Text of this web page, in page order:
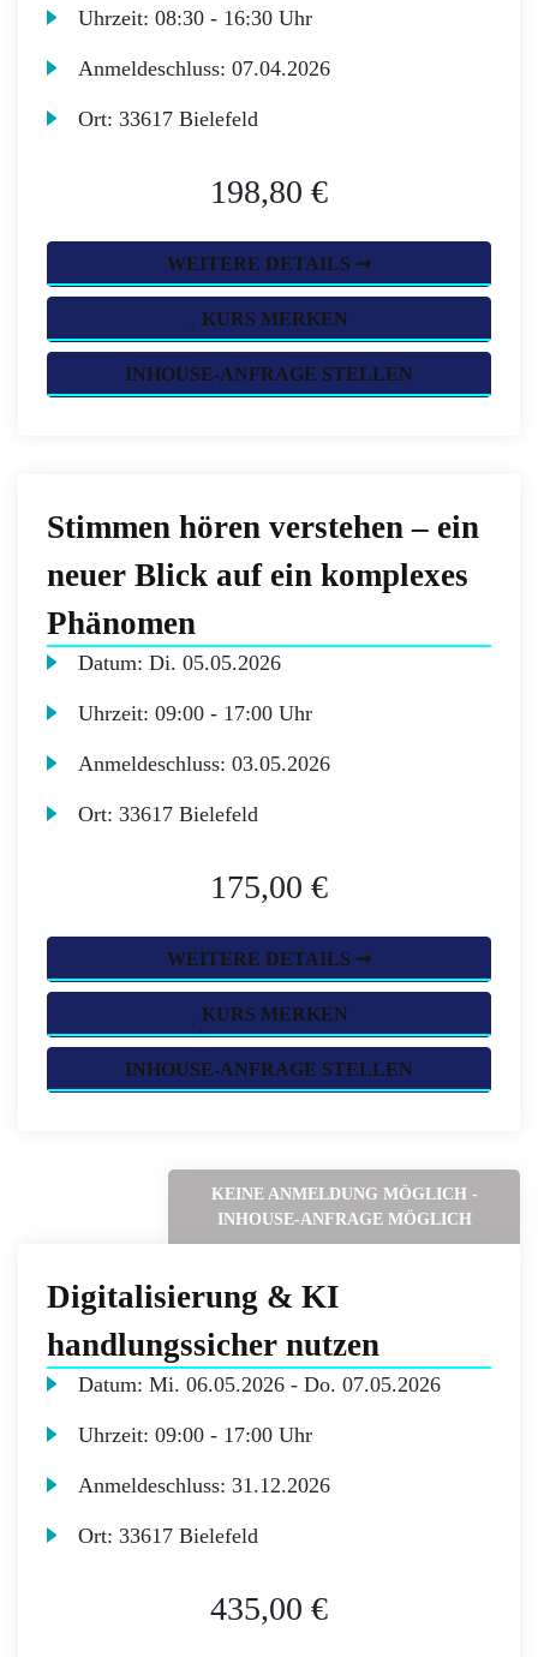
Uhrzeit:08:30 - 16:30 Uhr
Anmeldeschluss:07.04.2026
Ort:33617 Bielefeld
198,80 €
WEITERE DETAILS ➞
KURS MERKEN
INHOUSE-ANFRAGE STELLEN
Stimmen hören verstehen – ein
neuer Blick auf ein komplexes
Phänomen
Datum:Di. 05.05.2026
Uhrzeit:09:00 - 17:00 Uhr
Anmeldeschluss:03.05.2026
Ort:33617 Bielefeld
175,00 €
WEITERE DETAILS ➞
KURS MERKEN
INHOUSE-ANFRAGE STELLEN
KEINE ANMELDUNG MÖGLICH -
INHOUSE-ANFRAGE MÖGLICH
Digitalisierung & KI
handlungssicher nutzen
Datum:Mi. 06.05.2026 -Do. 07.05.2026
Uhrzeit:09:00 - 17:00 Uhr
Anmeldeschluss:31.12.2026
Ort:33617 Bielefeld
435,00 €